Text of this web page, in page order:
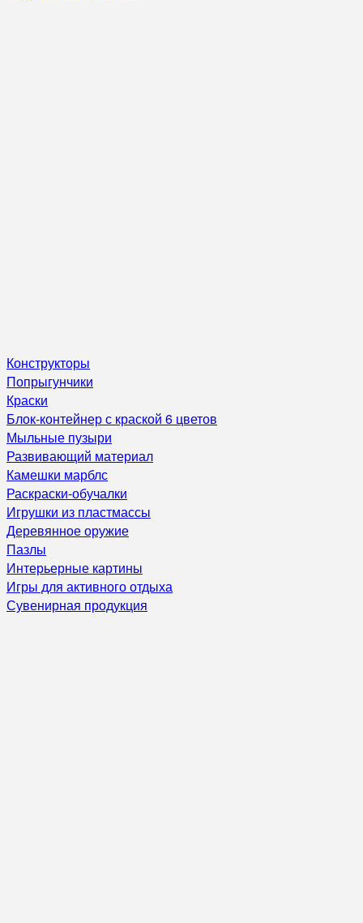
Конструкторы
Попрыгунчики
Краски
Блок-контейнер с краской 6 цветов
Мыльные пузыри
Развивающий материал
Камешки марблс
Раскраски-обучалки
Игрушки из пластмассы
Деревянное оружие
Пазлы
Интерьерные картины
Игры для активного отдыха
Сувенирная продукция